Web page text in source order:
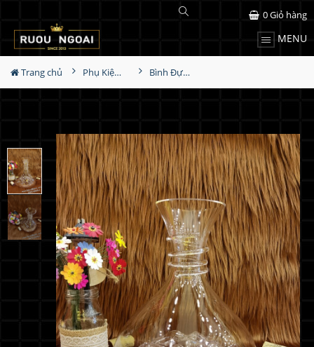
MENU
0Giỏ hàng
Trang chủ Phụ Kiện Rượu Bình Đựng Rượu Vang - Decanter Dáng Đẹp M20